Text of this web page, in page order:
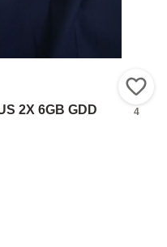
2X 6GB GDD
4